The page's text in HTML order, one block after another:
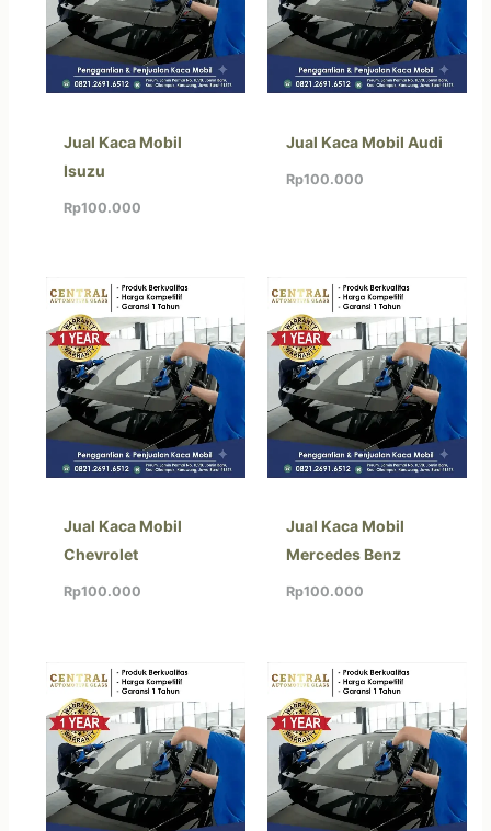
Jual Kaca Mobil
Isuzu
Rp100.000
Jual Kaca Mobil Audi
Rp100.000
Jual Kaca Mobil
Chevrolet
Rp100.000
Jual Kaca Mobil
Mercedes Benz
Rp100.000